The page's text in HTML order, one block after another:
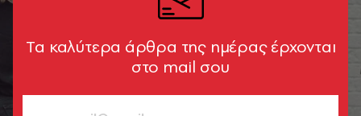
Tα καλύτερα άρθρα της ημέρας έρχονται
στο mail σου